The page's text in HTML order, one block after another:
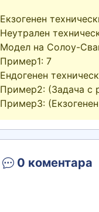
Екзогенен
Неутрален
Модел на Солоу-
Пример1: 7
Ендогенен
Пример2: (Задача с
Пример3:
0 коментара